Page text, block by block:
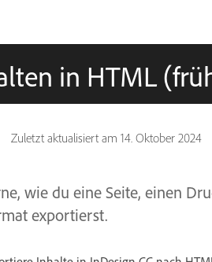
in HTML
Zuletzt aktualisiert am 14. Oktober 2024
wie du eine Seite, einen
exportierst.